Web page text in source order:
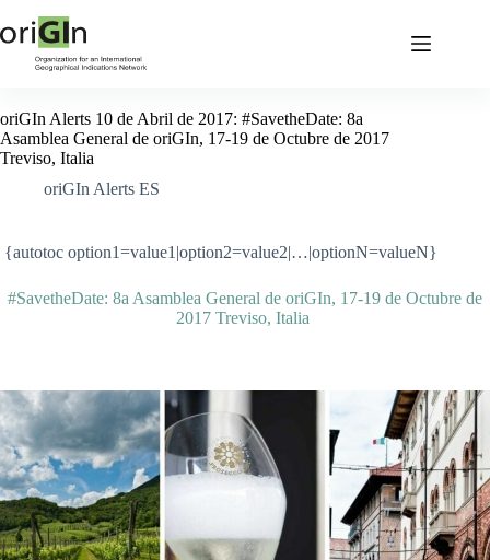
oriGIn Alerts 10 de Abril de 2017: #SavetheDate: 8a
Asamblea General de oriGIn, 17-19 de Octubre de 2017
Treviso, Italia
oriGIn Alerts ES
{autotoc option1=value1|option2=value2|…|optionN=valueN}
#SavetheDate: 8a Asamblea General de oriGIn, 17-19 de Octubre de
2017 Treviso, Italia